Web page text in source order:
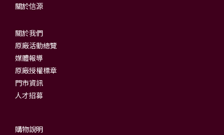
關於信源
關於我們
原廠活動總覽
媒體報導
原廠授權標章
門市資訊
人才招募
購物說明